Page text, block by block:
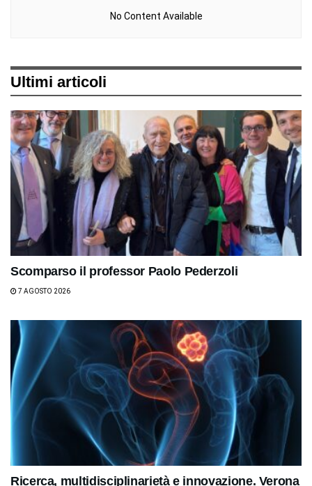
No Content Available
Ultimi articoli
Scomparso il professor Paolo Pederzoli
7 AGOSTO 2026
Ricerca, multidisciplinarietà e innovazione. Verona